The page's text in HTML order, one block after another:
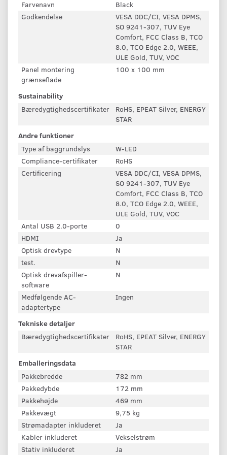
Farvenavn
Black
Godkendelse
VESA DDC/CI, VESA DPMS,
SO 9241-307, TUV Eye
Comfort, FCC Class B, TCO
8.0, TCO Edge 2.0, WEEE,
ULE Gold, TUV, VOC
Panel montering
grænseflade
100 x 100 mm
Sustainability
Bæredygtighedscertifikater
RoHS, EPEAT Silver, ENERGY
STAR
Andre funktioner
Type af baggrundslys
W-LED
Compliance-certifikater
RoHS
Certificering
VESA DDC/CI, VESA DPMS,
SO 9241-307, TUV Eye
Comfort, FCC Class B, TCO
8.0, TCO Edge 2.0, WEEE,
ULE Gold, TUV, VOC
Antal USB 2.0-porte
0
HDMI
Ja
Optisk drevtype
N
test.
N
Optisk drevafspiller-
software
N
Medfølgende AC-
adaptertype
Ingen
Tekniske detaljer
Bæredygtighedscertifikater
RoHS, EPEAT Silver, ENERGY
STAR
Emballeringsdata
Pakkebredde
782 mm
Pakkedybde
172 mm
Pakkehøjde
469 mm
Pakkevægt
9,75 kg
Strømadapter inkluderet
Ja
Kabler inkluderet
Vekselstrøm
Stativ inkluderet
Ja